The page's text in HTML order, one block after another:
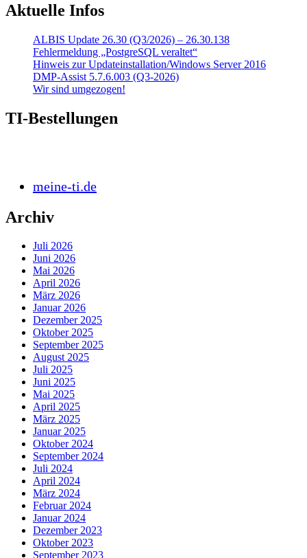
Aktuelle Infos
ALBIS Update 26.30 (Q3/2026) – 26.30.138
Fehlermeldung „PostgreSQL veraltet“
Hinweis zur Updateinstallation/Windows Server 2016
DMP-Assist 5.7.6.003 (Q3-2026)
Wir sind umgezogen!
TI-Bestellungen
meine-ti.de
Archiv
Juli 2026
Juni 2026
Mai 2026
April 2026
März 2026
Januar 2026
Dezember 2025
Oktober 2025
September 2025
August 2025
Juli 2025
Juni 2025
Mai 2025
April 2025
März 2025
Januar 2025
Oktober 2024
September 2024
Juli 2024
April 2024
März 2024
Februar 2024
Januar 2024
Dezember 2023
Oktober 2023
September 2023